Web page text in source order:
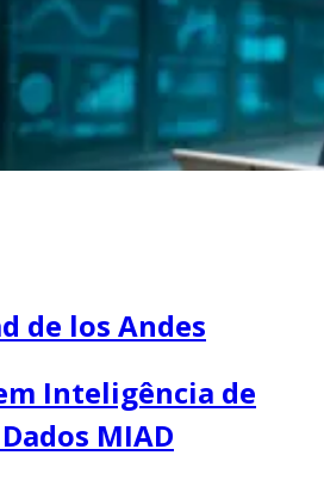
de los Andes
Inteligência de
MIAD